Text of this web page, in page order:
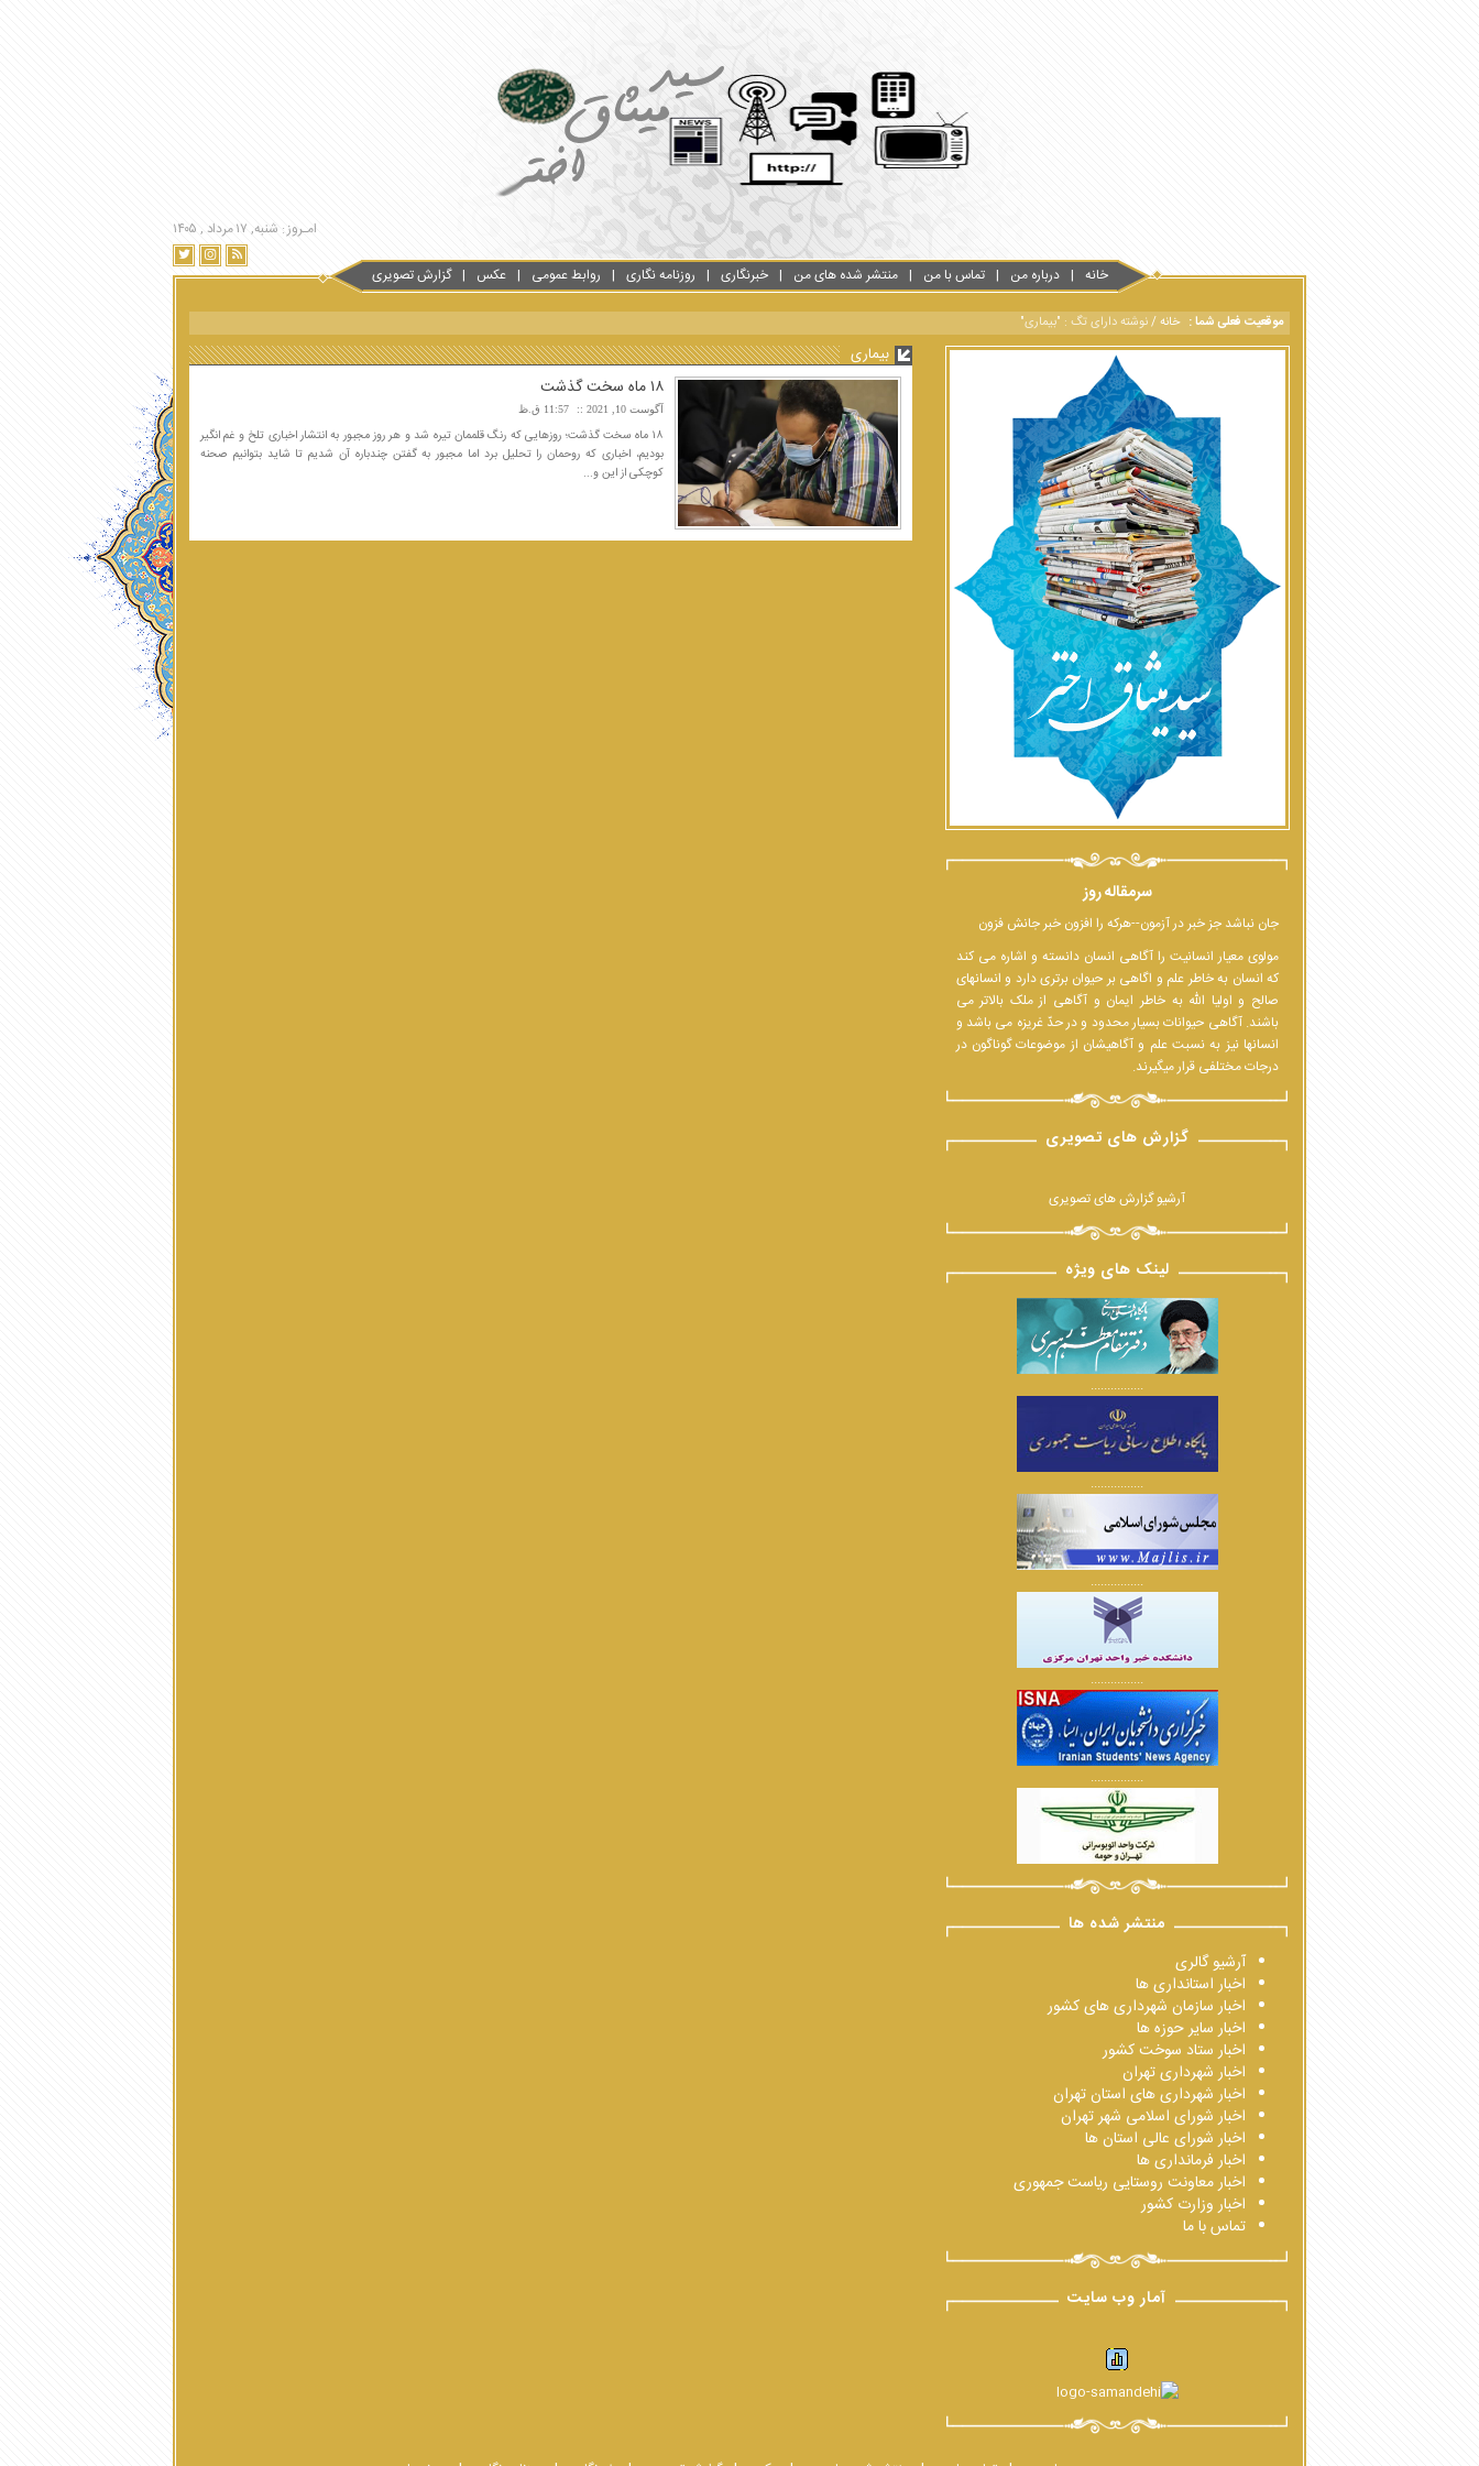
امـروز : شنبه, ۱۷ مرداد , ۱۴۰۵
خانه درباره من تماس با من منتشر شده های من خبرنگاری روزنامه نگاری روابط عمومی عکس گزارش تصویری
موقعیت فعلی شما : خانه/نوشته دارای تگ : "بیماری"
بیماری
۱۸ ماه سخت گذشت
آگوست 10, 2021 11:57 ق.ظ
۱۸ ماه سخت گذشت؛ روزهایی که رنگ قلممان تیره شد و هر روز مجبور به انتشار اخباری تلخ و غم انگیر
بودیم، اخباری که روحمان را تحلیل برد اما مجبور به گفتن چندباره آن شدیم تا شاید بتوانیم صحنه
کوچکی از این و...
سرمقاله روز
جان نباشد جز خبر در آزمون--هرکه را افزون خبر جانش فزون
مولوی معیار انسانیت را آگاهی انسان دانسته و اشاره می کند
که انسان به خاطر علم و اگاهی بر حیوان برتری دارد و انسانهای
صالح و اولیا الله به خاطر ایمان و آگاهی از ملک بالاتر می
باشند. آگاهی حیوانات بسیار محدود و در حدّ غریزه می باشد و
انسانها نیز به نسبت علم و آگاهیشان از موضوعات گوناگون در
درجات مختلفی قرار میگیرند.
گزارش های تصویری
آرشیو گزارش های تصویری
لینک های ویژه
................
................
................
................
................
منتشر شده ها
آرشیو گالری
اخبار استانداری ها
اخبار سازمان شهرداری های کشور
اخبار سایر حوزه ها
اخبار ستاد سوخت کشور
اخبار شهرداری تهران
اخبار شهرداری های استان تهران
اخبار شورای اسلامی شهر تهران
اخبار شورای عالی استان ها
اخبار فرمانداری ها
اخبار معاونت روستایی ریاست جمهوری
اخبار وزارت کشور
تماس با ما
آمار وب سایت